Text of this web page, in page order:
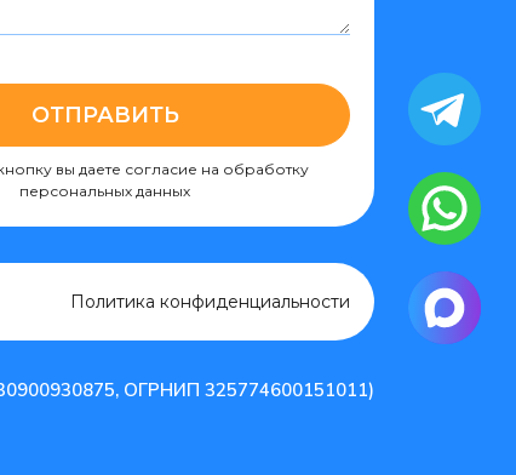
ОТПРАВИТЬ
вы даете согласие на обработку
персональных данных
Политика конфиденциальности
ОГРНИП 325774600151011)